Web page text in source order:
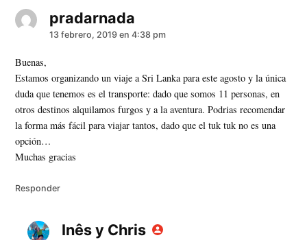
pradarnadadice:
13 febrero, 2019 en 4:38 pm
Buenas,
Estamos organizando un viaje a Sri Lanka para este agosto y la única
duda que tenemos es el transporte: dado que somos 11 personas, en
otros destinos alquilamos furgos y a la aventura. Podrias recomendar
la forma más fácil para viajar tantos, dado que el tuk tuk no es una
opción…
Muchas gracias
Responder
Inês y Chris dice: